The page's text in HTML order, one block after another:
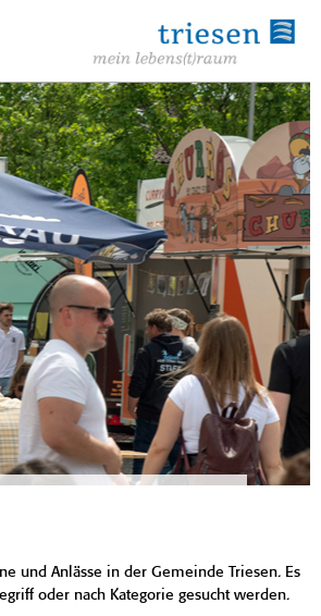
und Anlässe in der Gemeinde Triesen. Es
oder nach Kategorie gesucht werden.